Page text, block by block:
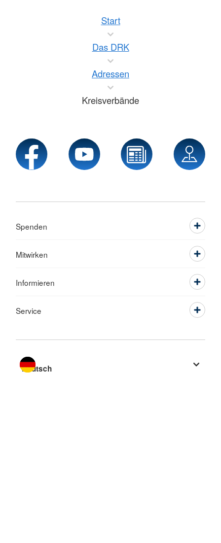
Start
Das DRK
Adressen
Kreisverbände
Spenden
Mitwirken
Informieren
Service
Sprache wechseln zu